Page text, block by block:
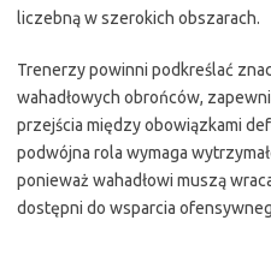
liczebną w szerokich obszarach.
Trenerzy powinni podkreślać
wahadłowych obrońców,
przejścia między obowiązkami
podwójna rola wymaga
ponieważ wahadłowi muszą
dostępni do wsparcia